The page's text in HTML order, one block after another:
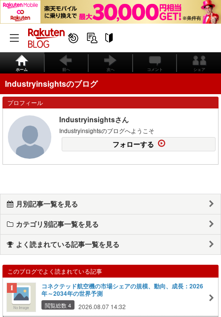
ホーム 前へ 次へ コメント シェア
Industryinsightsのブログ
プロフィール
Industryinsightsさん
Industryinsightsのブログへようこそ
フォローする
月別記事一覧を見る
カテゴリ別記事一覧を見る
よく読まれている記事一覧を見る
このブログでよく読まれている記事
コネクテッド航空機の市場シェアの規模、動向、成長：2026
年～2034年の世界予測
閲覧総数 4 2026.08.07 14:32